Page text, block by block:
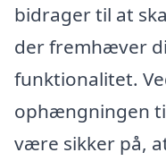
bidrager til at
der fremhæver
funktionalitet.
ophængningen
være sikker på,